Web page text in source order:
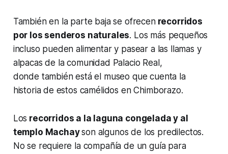
También en la parte baja se ofrecenrecorridos
por los senderos naturales. Los más pequeños
incluso pueden alimentar y pasear a las llamas y
alpacas de la comunidad Palacio Real,
donde también está el museo que cuenta la
historia de estos camélidos en Chimborazo.
Los recorridos a la laguna congelada y al
templo Machayson algunos de los predilectos.
No se requiere la compañía de un guía para